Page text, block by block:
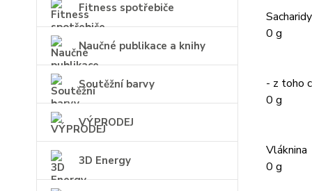
Fitness spotřebiče
Naučné publikace a knihy
Soutěžní barvy
VÝPRODEJ
3D Energy
Sacharidy
0 g
- z toho
0 g
Vláknina
0 g